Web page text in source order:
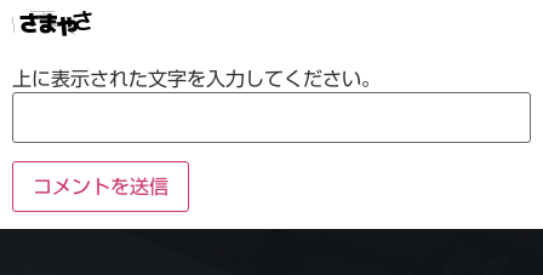
上に表示された文字を入力してください。